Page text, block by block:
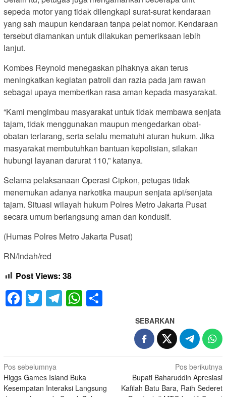
sepeda motor yang tidak dilengkapi surat-surat kendaraan
yang sah maupun kendaraan tanpa pelat nomor. Kendaraan
tersebut diamankan untuk dilakukan pemeriksaan lebih
lanjut.
Kombes Reynold menegaskan pihaknya akan terus
meningkatkan kegiatan patroli dan razia pada jam rawan
sebagai upaya memberikan rasa aman kepada masyarakat.
“Kami mengimbau masyarakat untuk tidak membawa senjata
tajam, tidak menggunakan maupun mengedarkan obat-
obatan terlarang, serta selalu mematuhi aturan hukum. Jika
masyarakat membutuhkan bantuan kepolisian, silakan
hubungi layanan darurat 110,” katanya.
Selama pelaksanaan Operasi Cipkon, petugas tidak
menemukan adanya narkotika maupun senjata api/senjata
tajam. Situasi wilayah hukum Polres Metro Jakarta Pusat
secara umum berlangsung aman dan kondusif.
(Humas Polres Metro Jakarta Pusat)
RN/Indah/red
Post Views: 38
Facebook
TwitterTelegram
WhatsApp
SEBARKAN
Navigasi
pos
Pos sebelumnya
Higgs Games Island Buka
Kesempatan Interaksi Langsung
Pos berikutnya
Bupati Baharuddin Apresiasi
Kafilah Batu Bara, Raih Sederet